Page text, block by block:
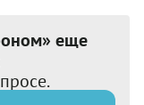
еще